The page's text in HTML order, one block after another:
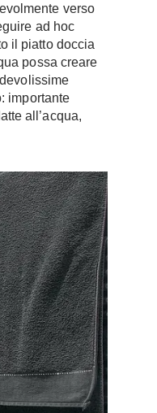
verso
ad hoc
il piatto doccia
possa creare
importante
all’acqua,